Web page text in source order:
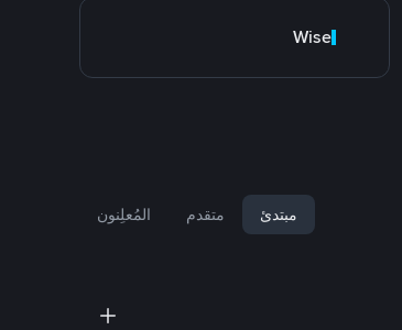
Wise
مبتدئ متقدم المُعلِنون